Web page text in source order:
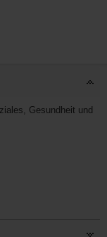
Gesundheit und